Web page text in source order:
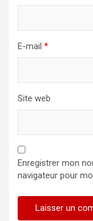
E-mail *
Site web
Enregistrer mon
navigateur pour